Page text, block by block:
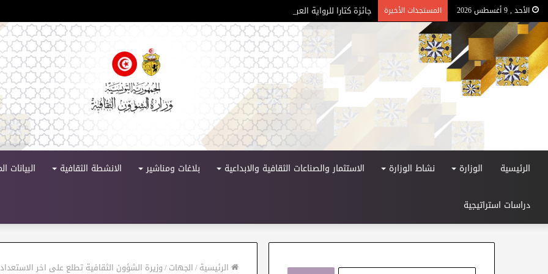
الأحد , 9 أغسطس 2026 المستجدات الأخيرة جائزة كتارا للرواية العربية – الدورة 11
الرئيسية الوزارة نشاط الوزارة الاستثمار والصناعات الثقافية والابداعية بلاغات ومناشير الانشطة الثقافية البيانات
دراسات استراتيجية
الرئيسية/الجهات/